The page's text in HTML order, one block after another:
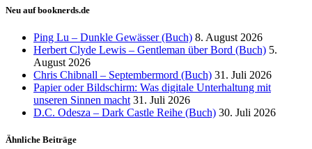
Neu auf booknerds.de
Ping Lu – Dunkle Gewässer (Buch) 8. August 2026
Herbert Clyde Lewis – Gentleman über Bord (Buch) 5.
August 2026
Chris Chibnall – Septembermord (Buch) 31. Juli 2026
Papier oder Bildschirm: Was digitale Unterhaltung mit
unseren Sinnen macht 31. Juli 2026
D.C. Odesza – Dark Castle Reihe (Buch) 30. Juli 2026
Ähnliche Beiträge